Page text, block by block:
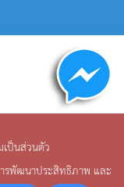
ป็นส่วนตัว
รพัฒนาประสิทธิภาพ และ